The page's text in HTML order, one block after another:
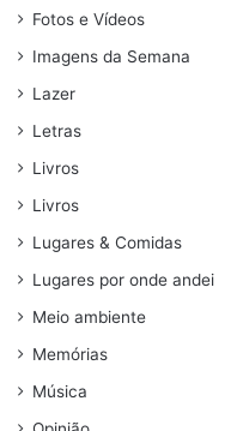
Fotos e Vídeos
Imagens da Semana
Lazer
Letras
Livros
Livros
Lugares & Comidas
Lugares por onde andei
Meio ambiente
Memórias
Música